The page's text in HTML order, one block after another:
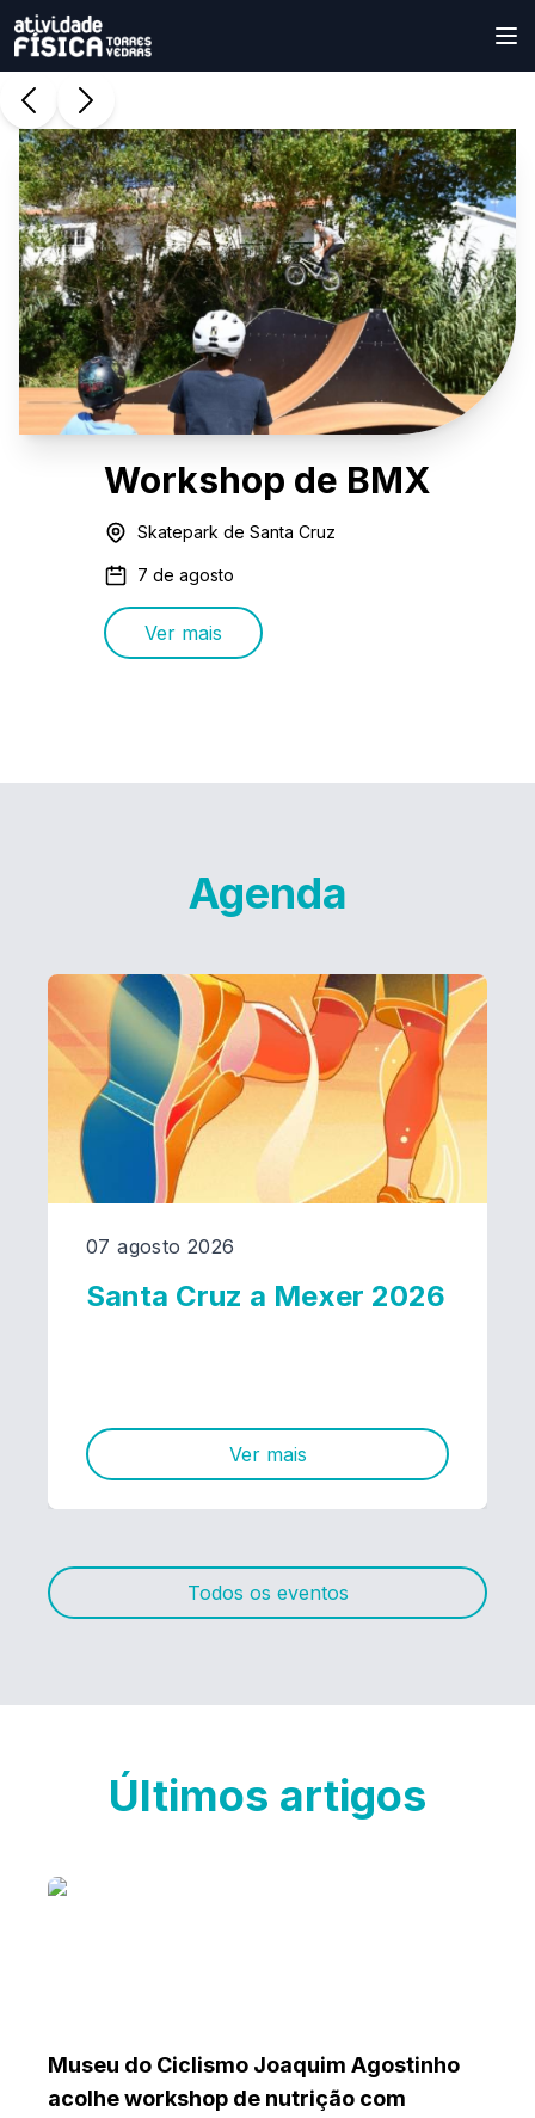
Workshop de BMX
Skatepark de Santa Cruz
7 de agosto
Ver mais
Agenda
07 agosto 2026
Santa Cruz a Mexer 2026
Ver mais
Todos os eventos
Últimos artigos
Museu do Ciclismo Joaquim Agostinho
acolhe workshop de nutrição com